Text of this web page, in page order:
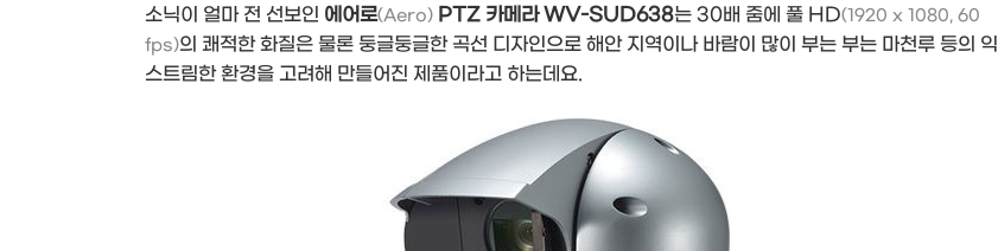
소닉이 얼마 전 선보인 에어로(Aero) PTZ 카메라 WV-SUD638는 30배 줌에 풀 HD(1920 x 1080, 60
fps)의 쾌적한 화질은 물론 둥글둥글한 곡선 디자인으로 해안 지역이나 바람이 많이 부는 부는 마천루 등의 익
스트림한 환경을 고려해 만들어진 제품이라고 하는데요.